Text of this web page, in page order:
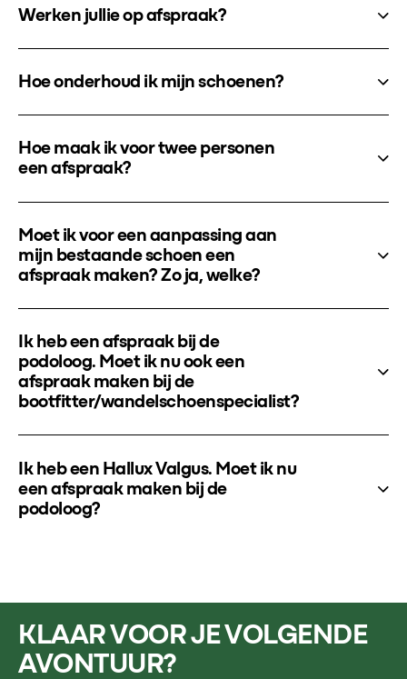
Werken jullie op afspraak?
Hoe onderhoud ik mijn schoenen?
Hoe maak ik voor twee personen
een afspraak?
Moet ik voor een aanpassing aan
mijn bestaande schoen een
afspraak maken? Zo ja, welke?
Ik heb een afspraak bij de
podoloog. Moet ik nu ook een
afspraak maken bij de
bootfitter/wandelschoenspecialist?
Ik heb een Hallux Valgus. Moet ik nu
een afspraak maken bij de
podoloog?
KLAAR VOOR JE VOLGENDE
AVONTUUR?